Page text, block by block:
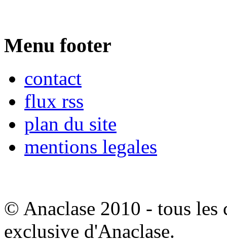
Menu footer
contact
flux rss
plan du site
mentions legales
© Anaclase 2010 - tous les
exclusive d'Anaclase.